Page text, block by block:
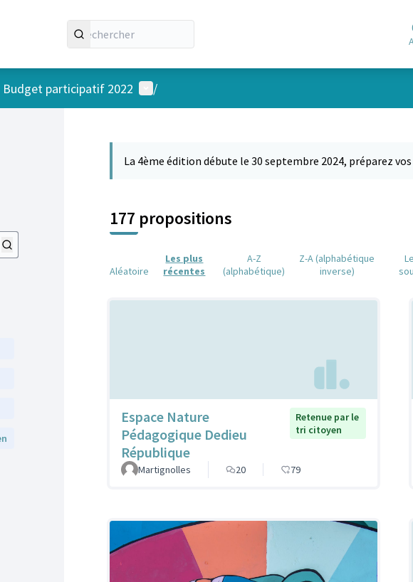
Budget participatif 2022 Menu utilisateur
/
La 4ème édition débute le 30 septembre 2024, préparez vos
177 propositions
Aléatoire
Les plus
récentes
A-Z
(alphabétique)
Z-A (alphabétique
inverse)
Espace Nature
Pédagogique Dedieu
République
Retenue par le
tri citoyen
Martignolles 20 79